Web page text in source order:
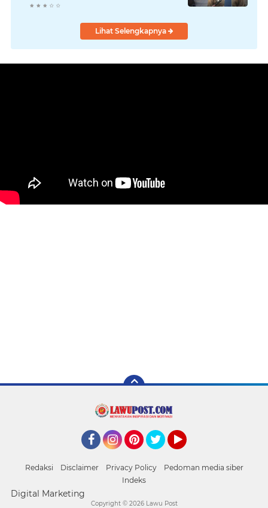
Lihat Selengkapnya
Redaksi Disclaimer Privacy Policy
Pedoman media siber
Indeks
Digital Marketing
Copyright © 2026 Lawu Post